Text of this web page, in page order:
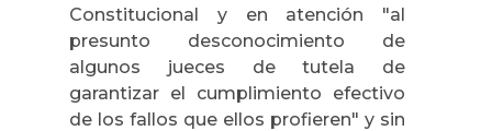
Constitucional y en atención "al
presunto desconocimiento de
algunos jueces de tutela de
garantizar el cumplimiento efectivo
de los fallos que ellos profieren" y sin